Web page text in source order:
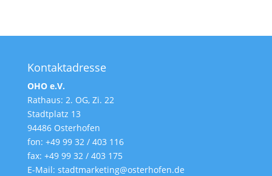
Kontaktadresse
OHO e.V.
Rathaus: 2. OG, Zi. 22
Stadtplatz 13
94486 Osterhofen
fon: +49 99 32 / 403 116
fax: +49 99 32 / 403 175
E-Mail: stadtmarketing@osterhofen.de